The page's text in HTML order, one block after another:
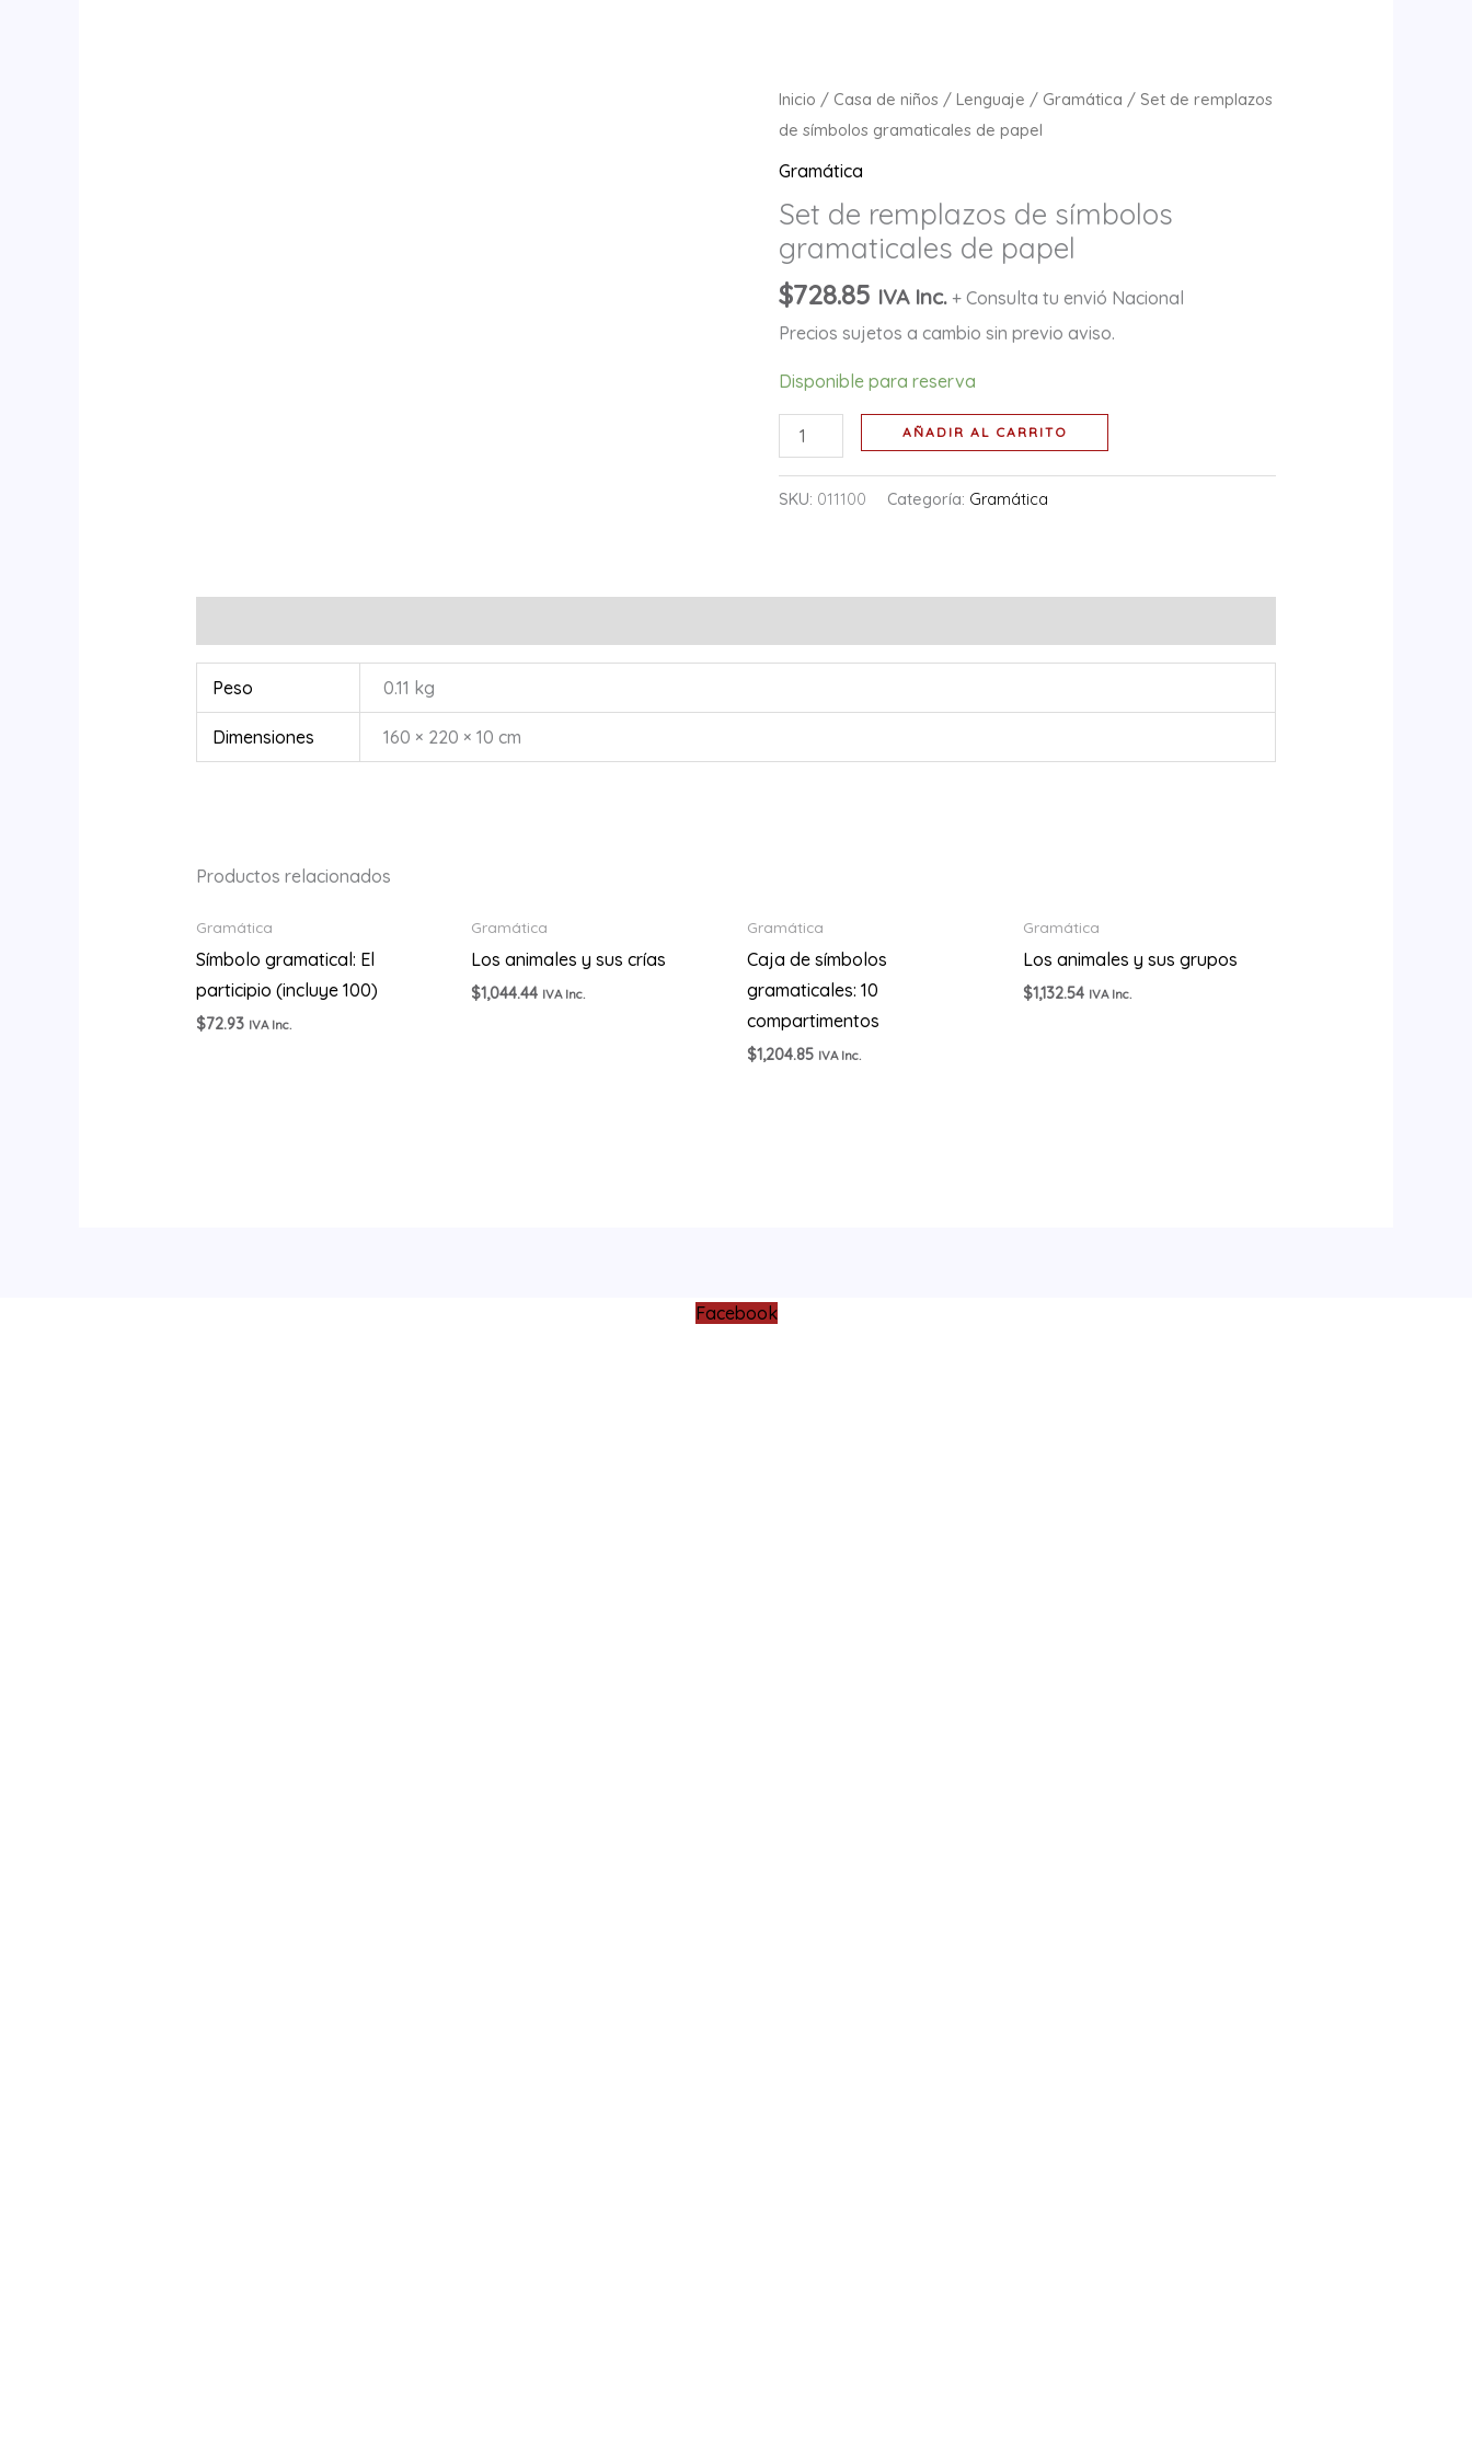
Inicio / Casa de niños /Lenguaje / Gramática / Set de remplazos
de símbolos gramaticales de papel
Gramática
Set de remplazos de símbolos
gramaticales de papel
$728.85 IVA Inc. + Consulta tu envió Nacional
Precios sujetos a cambio sin previo aviso.
Disponible para reserva
Set
de
remplazos
símbolos
gramaticales
de
papel
cantidad
AÑADIR AL CARRITO
SKU: 011100 Categoría: Gramática
Peso 0.11 kg
Dimensiones 160 × 220 × 10 cm
Productos relacionados
Gramática
Símbolo gramatical: El
participio (incluye 100)
$72.93 IVA Inc.
Gramática
Los animales y sus crías
$1,044.44 IVA Inc.
Gramática
Caja de símbolos
gramaticales: 10
compartimentos
$1,204.85 IVA Inc.
Gramática
Los animales y sus grupos
$1,132.54 IVA Inc.
Facebook